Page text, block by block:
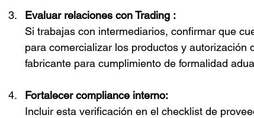
Evaluar relaciones con Trading :
Si trabajas con intermediarios, confirmar que
para comercializar los productos y autorización
fabricante para cumplimiento de formalidad
Fortalecer compliance interno:
Incluir esta verificación en el checklist de